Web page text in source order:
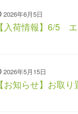
2026年6月5日
【入荷情報】6/5
2026年5月15日
【お知らせ】お取